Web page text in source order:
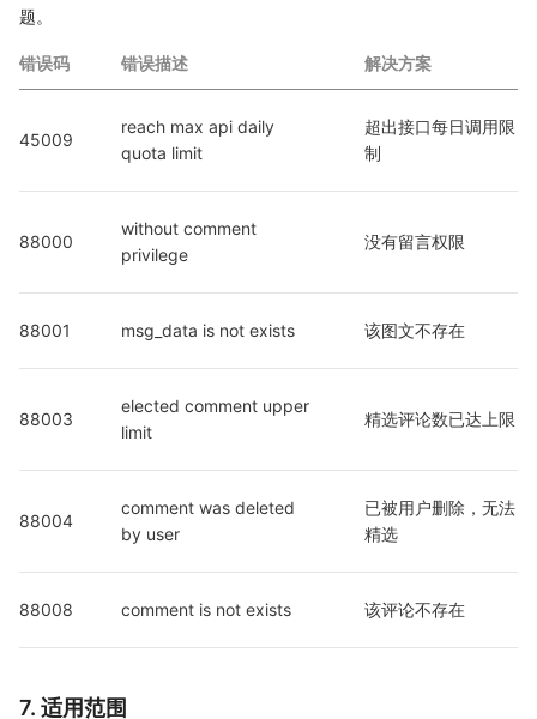
题。
错误码 错误描述 解决方案
45009
reach max api daily
quota limit
超出接口每日调用限
制
88000
without comment
privilege
没有留言权限
88001 msg_data is not exists 该图文不存在
88003
elected comment upper
limit
精选评论数已达上限
88004
comment was deleted
by user
已被用户删除，无法
精选
88008 comment is not exists 该评论不存在
7. 适用范围